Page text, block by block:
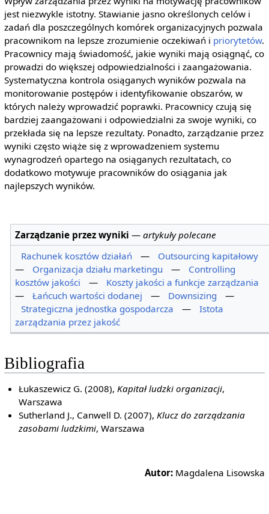
jest niezwykle istotny. Stawianie jasno określonych celów i
zadań dla poszczególnych komórek organizacyjnych pozwala
pracownikom na lepsze zrozumienie oczekiwań i priorytetów.
Pracownicy mają świadomość, jakie wyniki mają osiągnąć, co
prowadzi do większej odpowiedzialności i zaangażowania.
Systematyczna kontrola osiąganych wyników pozwala na
monitorowanie postępów i identyfikowanie obszarów, w
których należy wprowadzić poprawki. Pracownicy czują się
bardziej zaangażowani i odpowiedzialni za swoje wyniki, co
przekłada się na lepsze rezultaty. Ponadto, zarządzanie przez
wyniki często wiąże się z wprowadzeniem systemu
wynagrodzeń opartego na osiąganych rezultatach, co
dodatkowo motywuje pracowników do osiągania jak
najlepszych wyników.
Zarządzanie przez wyniki —artykuły polecane
Rachunek kosztów działań
—
Outsourcing kapitałowy
—
Organizacja działu marketingu —
Controlling
kosztów jakości
—
Koszty jakości a funkcje zarządzania
—
Łańcuch wartości dodanej — Downsizing
—
Strategiczna jednostka gospodarcza
—
Istota
zarządzania przez jakość
Bibliografia
Łukaszewicz G. (2008), Kapitał ludzki organizacji,
Warszawa
Sutherland J., Canwell D. (2007), Klucz do zarządzania
zasobami ludzkimi, Warszawa
Autor: Magdalena Lisowska